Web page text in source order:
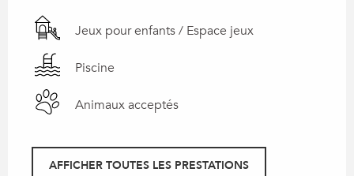
Jeux pour enfants / Espace jeux
Piscine
Animaux acceptés
AFFICHER TOUTES LES PRESTATIONS